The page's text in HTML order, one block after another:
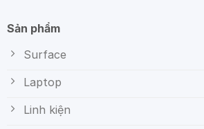
Sản phẩm
Surface
Laptop
Linh kiện